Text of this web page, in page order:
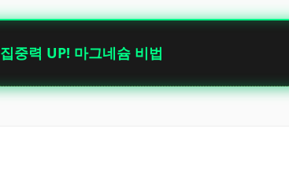
집중력 UP! 마그네슘 비법